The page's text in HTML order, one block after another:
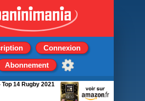
Connexion
Abonnement
Top 14 Rugby 2021